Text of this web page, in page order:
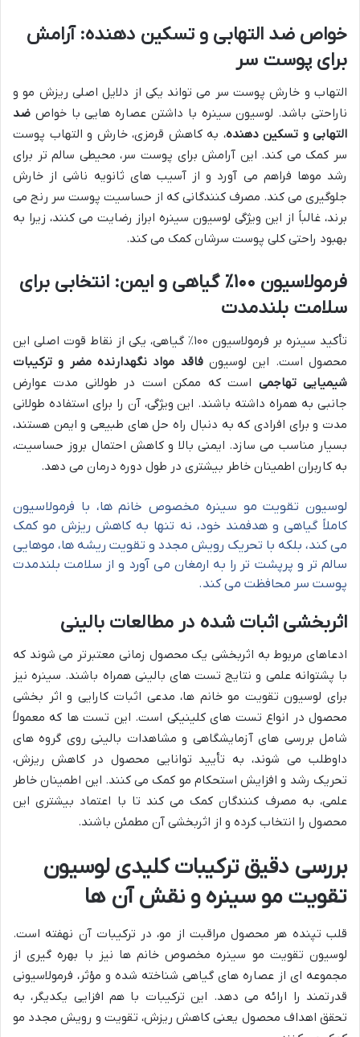
خواص ضد التهابی و تسکین دهنده: آرامش
برای پوست سر
التهاب و خارش پوست سر می تواند یکی از دلایل اصلی ریزش مو و
ناراحتی باشد. لوسیون سینره با داشتن عصاره هایی با خواص ضد
التهابی و تسکین دهنده، به کاهش قرمزی، خارش و التهاب پوست
سر کمک می کند. این آرامش برای پوست سر، محیطی سالم تر برای
رشد موها فراهم می آورد و از آسیب های ثانویه ناشی از خارش
جلوگیری می کند. مصرف کنندگانی که از حساسیت پوست سر رنج می
برند، غالباً از این ویژگی لوسیون سینره ابراز رضایت می کنند، زیرا به
بهبود راحتی کلی پوست سرشان کمک می کند.
فرمولاسیون ۱۰۰٪ گیاهی و ایمن: انتخابی برای
سلامت بلندمدت
تأکید سینره بر فرمولاسیون ۱۰۰٪ گیاهی، یکی از نقاط قوت اصلی این
محصول است. این لوسیونفاقد مواد نگهدارنده مضر و ترکیبات
شیمیایی تهاجمی است که ممکن است در طولانی مدت عوارض
جانبی به همراه داشته باشند. این ویژگی، آن را برای استفاده طولانی
مدت و برای افرادی که به دنبال راه حل های طبیعی و ایمن هستند،
بسیار مناسب می سازد. ایمنی بالا و کاهش احتمال بروز حساسیت،
به کاربران اطمینان خاطر بیشتری در طول دوره درمان می دهد.
لوسیون تقویت مو سینره مخصوص خانم ها، با فرمولاسیون
کاملاً گیاهی و هدفمند خود، نه تنها به کاهش ریزش مو کمک
می کند، بلکه با تحریک رویش مجدد و تقویت ریشه ها، موهایی
سالم تر و پرپشت تر را به ارمغان می آورد و از سلامت بلندمدت
پوست سر محافظت می کند.
اثربخشی اثبات شده در مطالعات بالینی
ادعاهای مربوط به اثربخشی یک محصول زمانی معتبرتر می شوند که
با پشتوانه علمی و نتایج تست های بالینی همراه باشند. سینره نیز
برای لوسیون تقویت مو خانم ها، مدعی اثبات کارایی و اثر بخشی
محصول در انواع تست های کلینیکی است. این تست ها که معمولاً
شامل بررسی های آزمایشگاهی و مشاهدات بالینی روی گروه های
داوطلب می شوند، به تأیید توانایی محصول در کاهش ریزش،
تحریک رشد و افزایش استحکام مو کمک می کنند. این اطمینان خاطر
علمی، به مصرف کنندگان کمک می کند تا با اعتماد بیشتری این
محصول را انتخاب کرده و از اثربخشی آن مطمئن باشند.
بررسی دقیق ترکیبات کلیدی لوسیون
تقویت مو سینره و نقش آن ها
قلب تپنده هر محصول مراقبت از مو، در ترکیبات آن نهفته است.
لوسیون تقویت مو سینره مخصوص خانم ها نیز با بهره گیری از
مجموعه ای از عصاره های گیاهی شناخته شده و مؤثر، فرمولاسیونی
قدرتمند را ارائه می دهد. این ترکیبات با هم افزایی یکدیگر، به
تحقق اهداف محصول یعنی کاهش ریزش، تقویت و رویش مجدد مو